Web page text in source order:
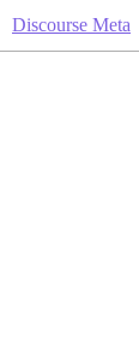
Discourse Meta